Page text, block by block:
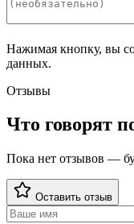
Нажимая кнопку, вы
данных.
Отзывы
Что говорят
Пока нет отзывов —
Оставить отзыв